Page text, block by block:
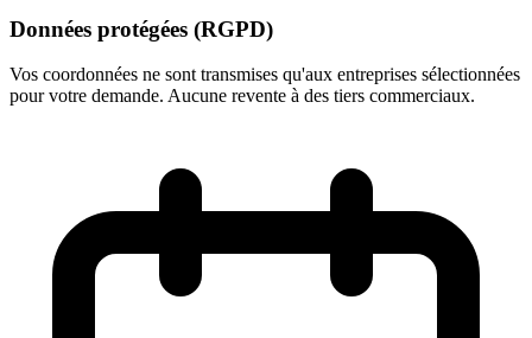
Données protégées (RGPD)
Vos coordonnées ne sont transmises qu'aux entreprises sélectionnées
pour votre demande. Aucune revente à des tiers commerciaux.